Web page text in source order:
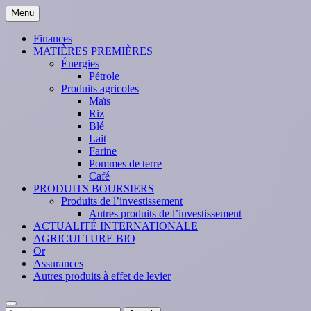
Skip
to
content
Menu
Finances
MATIÈRES PREMIÈRES
Énergies
Pétrole
Produits agricoles
Maïs
Riz
Blé
Lait
Farine
Pommes de terre
Café
PRODUITS BOURSIERS
Produits de l’investissement
Autres produits de l’investissement
ACTUALITÉ INTERNATIONALE
AGRICULTURE BIO
Or
Assurances
Autres produits à effet de levier
Search